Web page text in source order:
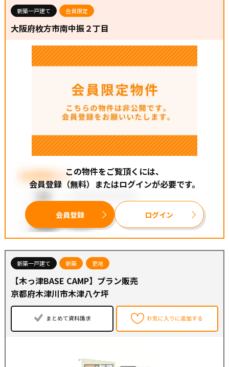
新築一戸建て 会員限定
大阪府枚方市南中振２丁目
この物件をご覧頂くには、
会員登録（無料）またはログインが必要です。
会員登録 ログイン
新築一戸建て 新築 更地
【木っ津BASE CAMP】プラン販売
京都府木津川市木津八ケ坪
まとめて資料請求 お気に入りに追加する